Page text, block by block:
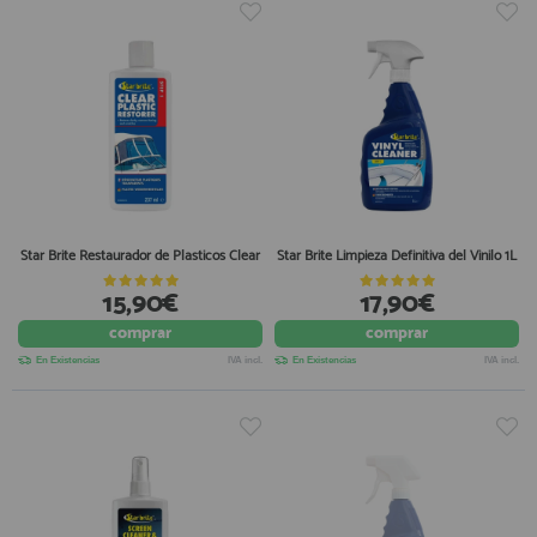
Star Brite Restaurador de Plasticos Clear
15,90€
comprar
En Existencias IVA incl.
Star Brite Limpieza Definitiva del Vinilo 1L
17,90€
comprar
En Existencias IVA incl.